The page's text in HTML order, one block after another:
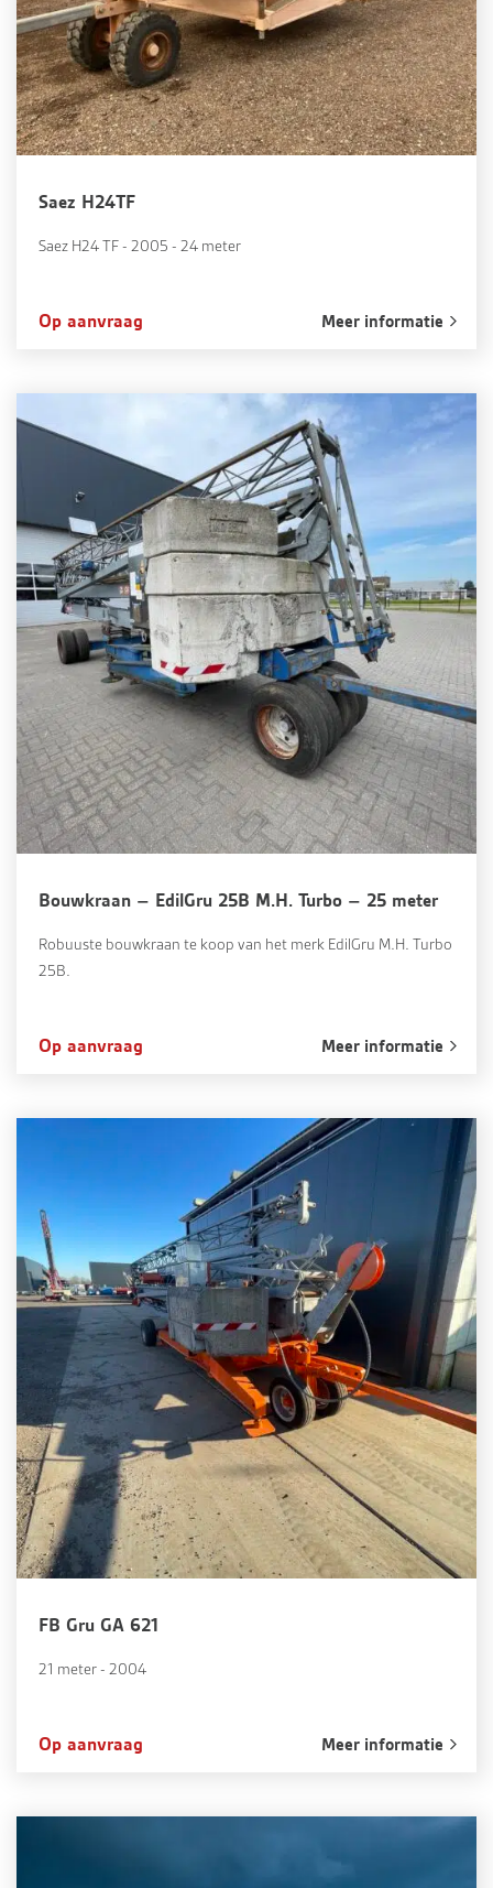
Saez H24TF
Saez H24 TF - 2005 - 24 meter
Op aanvraag Meer informatie
Bouwkraan – EdilGru 25B M.H. Turbo – 25 meter
Robuuste bouwkraan te koop van het merk EdilGru M.H. Turbo
25B.
Op aanvraag Meer informatie
FB Gru GA 621
21 meter - 2004
Op aanvraag Meer informatie